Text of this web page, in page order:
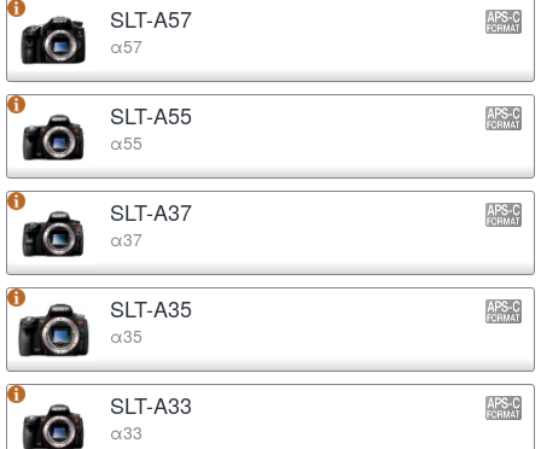
SLT-A57
α57
SLT-A55
α55
SLT-A37
α37
SLT-A35
α35
SLT-A33
α33